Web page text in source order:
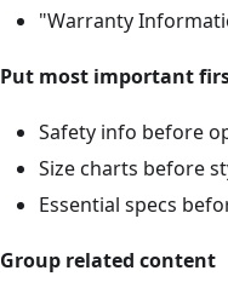
"Warranty
Put most important
Safety info before
Size charts before
Essential specs
Group related content